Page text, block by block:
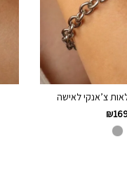
צ’אנקי לאישה
₪